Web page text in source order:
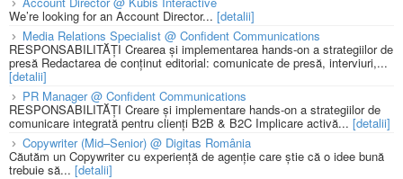
We’re looking for an Account Director... [detalii]
Media Relations Specialist @ Confident Communications
RESPONSABILITĂȚI Crearea și implementarea hands-on a strategiilor de
presă Redactarea de conținut editorial: comunicate de presă, interviuri,...
[detalii]
PR Manager @ Confident Communications
RESPONSABILITĂȚI Creare și implementare hands-on a strategiilor de
comunicare integrată pentru clienți B2B & B2C Implicare activă... [detalii]
Copywriter (Mid–Senior) @ Digitas România
Căutăm un Copywriter cu experiență de agenție care știe că o idee bună
trebuie să... [detalii]